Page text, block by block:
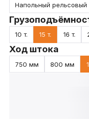
Напольный рельсовый
10 т. 15 т. 16 т.
Ход штока
750 мм 800 мм